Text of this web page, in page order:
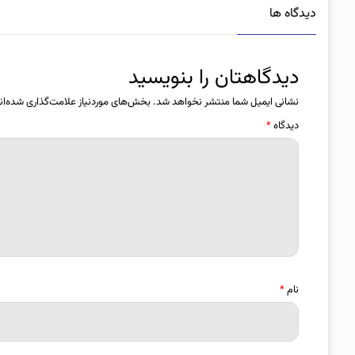
دیدگاه ها
دیدگاهتان را بنویسید
نشانی ایمیل شما منتشر نخواهد شد. بخش‌های موردنیاز علامت‌گذاری
دیدگاه*
نام*